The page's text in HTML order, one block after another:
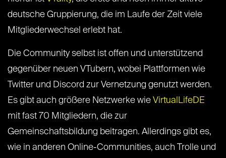
deutsche Gruppierung, die im Laufe der Zeit viele
Mitgliederwechsel erlebt hat​​.
Die Community selbst ist offen und unterstützend
gegenüber neuen VTubern, wobei Plattformen wie
Twitter und Discord zur Vernetzung genutzt werden.
Es gibt auch größere Netzwerke wie VirtualLifeDE
mit fast 70 Mitgliedern, die zur
Gemeinschaftsbildung beitragen. Allerdings gibt es,
wie in anderen Online-Communities, auch Trolle und